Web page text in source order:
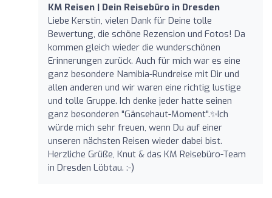
KM Reisen | Dein Reisebüro in Dresden
Liebe Kerstin, vielen Dank für Deine tolle
Bewertung, die schöne Rezension und Fotos! Da
kommen gleich wieder die wunderschönen
Erinnerungen zurück. Auch für mich war es eine
ganz besondere Namibia-Rundreise mit Dir und
allen anderen und wir waren eine richtig lustige
und tolle Gruppe. Ich denke jeder hatte seinen
ganz besonderen "Gänsehaut-Moment".✨️Ich
würde mich sehr freuen, wenn Du auf einer
unseren nächsten Reisen wieder dabei bist.
Herzliche Grüße, Knut & das KM Reisebüro-Team
in Dresden Löbtau. :-)